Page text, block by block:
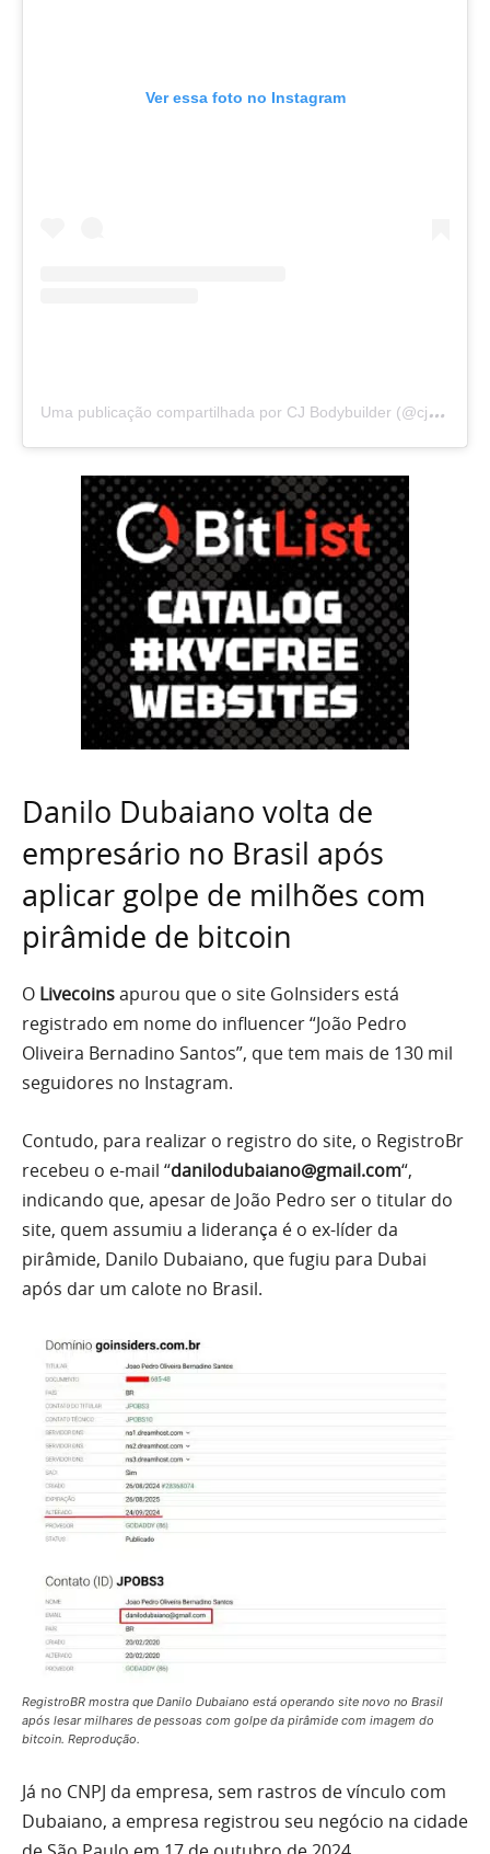
Ver essa foto no Instagram
U
ma publicação compartilhada por CJ Bodybuilder (@cjbodybuilderoficial)
Danilo Dubaiano volta de
empresário no Brasil após
aplicar golpe de milhões com
pirâmide de bitcoin
O Livecoinsapurou que o site GoInsiders está
registrado em nome do influencer “João Pedro
Oliveira Bernadino Santos”, que tem mais de 130 mil
seguidores no Instagram.
Contudo, para realizar o registro do site, o RegistroBr
recebeu o e-mail “danilodubaiano@gmail.com“,
indicando que, apesar de João Pedro ser o titular do
site, quem assumiu a liderança é o ex-líder da
pirâmide, Danilo Dubaiano, que fugiu para Dubai
após dar um calote no Brasil.
RegistroBR mostra que Danilo Dubaiano está operando site novo no Brasil
após lesar milhares de pessoas com golpe da pirâmide com imagem do
bitcoin. Reprodução.
Já no CNPJ da empresa, sem rastros de vínculo com
Dubaiano, a empresa registrou seu negócio na cidade